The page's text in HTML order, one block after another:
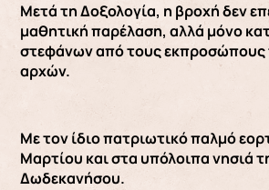
Μετά τη Δοξολογία, η βροχή δεν
μαθητική παρέλαση, αλλά μόνο
στεφάνων από τους εκπροσώπους
αρχών.
Με τον ίδιο πατριωτικό παλμό
Μαρτίου και στα υπόλοιπα νησιά
Δωδεκανήσου.